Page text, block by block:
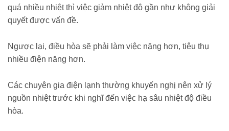
quá nhiều nhiệt thì việc giảm nhiệt độ gần như không giải
quyết được vấn đề.
Ngược lại, điều hòa sẽ phải làm việc nặng hơn, tiêu thụ
nhiều điện năng hơn.
Các chuyên gia điện lạnh thường khuyến nghị nên xử lý
nguồn nhiệt trước khi nghĩ đến việc hạ sâu nhiệt độ điều
hòa.